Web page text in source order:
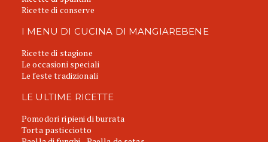
Ricette di conserve
I MENU DI CUCINA DI MANGIAREBENE
Ricette di stagione
Le occasioni speciali
Le feste tradizionali
LE ULTIME RICETTE
Pomodori ripieni di burrata
Torta pasticciotto